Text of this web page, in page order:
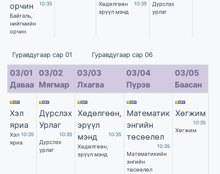
орчин
10:35
Байгаль,
нийгмийн
орчин
10:35
Хөдөлгөөн
эрүүл мэнд
Дүрслэх
урлаг
Гуравдугаар сар 01 Гуравдугаар сар 06
03/01
Даваа
03/02
Мягмар
03/03
Лхагва
03/04
Пүрэв
03/05
Баасан
Хэл
яриа
10:35
Хэл
яриа
Дүрслэх
Урлаг
10:35
Дүрслэх
урлаг
Хөдөлгөөн,
эрүүл
мэнд
10:35
Хөдөлгөөн,
эрүүл мэнд
Математик
энгийн
төсөөлөл
10:35
Математикийн
энгийн
төсөөлөл
Хөгжим
10:35
Хөгжим